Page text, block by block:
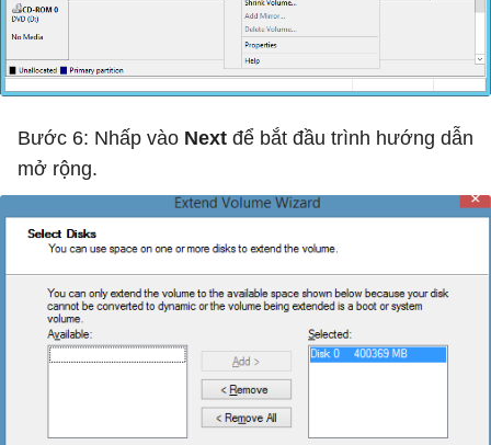
Bước 6: Nhấp vào Next để bắt đầu trình hướng dẫn
mở rộng.